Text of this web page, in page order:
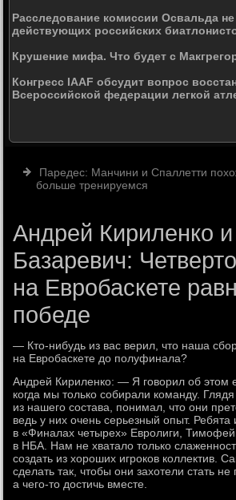
Расследование комиссии Освальда не
действующих российских
Крушение мифа. Что будет с
Конгресс IAAF обсудит вопрос
Всероссийской федерации легкой
Паредес: Манчини и Спаллетти
больше тренируемся
Андрей Кириленко
Базаревич:
на Евробаскете
победе
— Кто-нибудь из вас верил, что наша
на Евробаскете до полуфинала?
Андрей Кириленко: — Я говорил об этом
когда мы только собирали команду.
из нашего состава, понимал, что они
ведь у них очень серьезный опыт.
в «Финалах четырех» Евролиги, Тимофей
в НБА. Нам не хватало только
создать из хороших игроков коллектив.
сделать так, чтобы они захотели стать не
а чего-то достичь вместе.